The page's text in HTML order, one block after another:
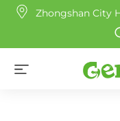
Zhongshan City